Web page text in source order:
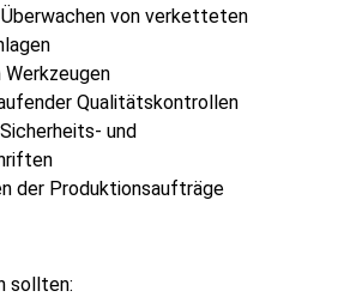
Überwachen von verketteten
Werkzeugen
Qualitätskontrollen
und
der Produktionsaufträge
sollten: